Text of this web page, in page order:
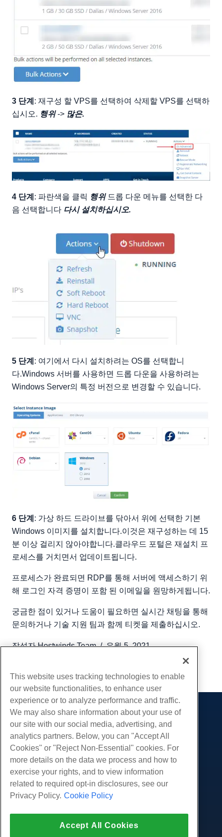
3 단계 : 재구성 할 VPS를 선택하여 삭제할 VPS를 선택하
십시오. 행위-> 많은.
4 단계 : 파란색을 클릭 행위드롭 다운 메뉴를 선택한 다
음 선택합니다 다시 설치하십시오.
5 단계 : 여기에서 다시 설치하려는 OS를 선택합니
다.Windows 서버를 사용하면 드롭 다운을 사용하려는
Windows Server의 특정 버전으로 변경할 수 있습니다.
6 단계 : 가상 하드 드라이브를 닦아서 위에 선택한 기본
Windows 이미지를 설치합니다.이것은 재구성하는 데 15
분 이상 걸리지 않아야합니다.클라우드 포털은 재설치 프
로세스를 거치면서 업데이트됩니다.
프로세스가 완료되면 RDP를 통해 서버에 액세스하기 위
해 로그인 자격 증명이 포함 된 이메일을 원망하게됩니다.
궁금한 점이 있거나 도움이 필요하면 실시간 채팅을 통해
문의하거나 기술 지원 팀과 함께 티켓을 제출하십시오.
작성자 Hostwinds Team/유월 5, 2021
제품
웹 호스팅
비즈니스 호스팅
리셀러 호스팅
화이트 라벨 리셀러
관리되는 리눅스 VPS
관리되지 않는 리눅스 VPS
관리 창 VPS
관리되지 않는 Windows VPS
서비스
웹 사이트 마이그레이션
커뮤니티
제품 문서
회사
회사 소개
This website uses tracking technologies to enable
our website functionalities, to enhance user
experience or to analyze performance and traffic.
We may also share information about your use of
our site with our social media, advertising, and
analytics partners. Below, you can "Accept All
Cookies" or "Reject Non-Essential" cookies. For
more details on the data we process and how to
exercise your rights, and to view information
related to required opt-in disclosures, see our
Privacy Policy. Cookie Policy
Accept All Cookies